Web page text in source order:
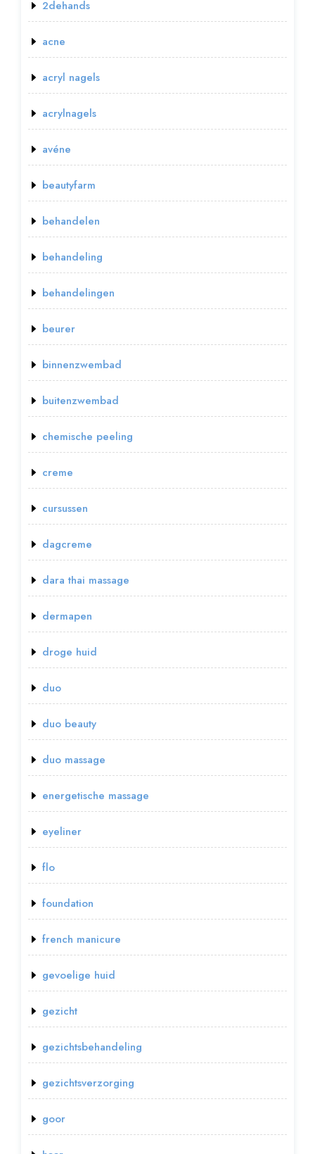
2dehands
acne
acryl nagels
acrylnagels
avéne
beautyfarm
behandelen
behandeling
behandelingen
beurer
binnenzwembad
buitenzwembad
chemische peeling
creme
cursussen
dagcreme
dara thai massage
dermapen
droge huid
duo
duo beauty
duo massage
energetische massage
eyeliner
flo
foundation
french manicure
gevoelige huid
gezicht
gezichtsbehandeling
gezichtsverzorging
goor